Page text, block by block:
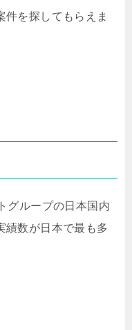
件を探してもらえま
グループの日本国内
績数が日本で最も多